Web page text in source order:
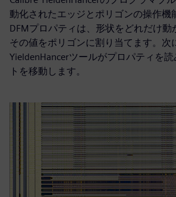
動化されたエッジとポリゴンの操作機
DFMプロパティは、形状をどれだけ動
その値をポリゴンに割り当てます。次
YieldenHancerツールがプロパティを
トを移動します。